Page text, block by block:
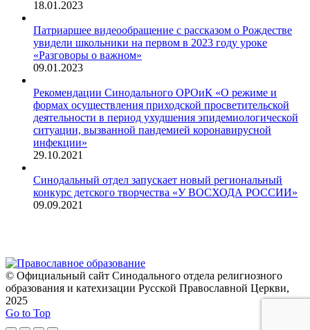
18.01.2023
Патриаршее видеообращение с рассказом о Рождестве
увидели школьники на первом в 2023 году уроке
«Разговоры о важном»
09.01.2023
Рекомендации Синодального ОРОиК «О режиме и
формах осуществления приходской просветительской
деятельности в период ухудшения эпидемиологической
ситуации, вызванной пандемией коронавирусной
инфекции»
29.10.2021
Синодальный отдел запускает новый региональный
конкурс детского творчества «У ВОСХОДА РОССИИ»
09.09.2021
© Официальный сайт Синодального отдела религиозного
образования и катехизации Русской Православной Церкви,
2025
Go to Top